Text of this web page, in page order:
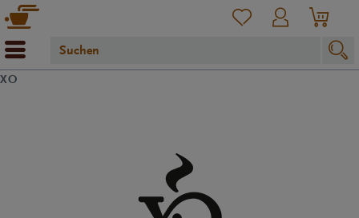
XO